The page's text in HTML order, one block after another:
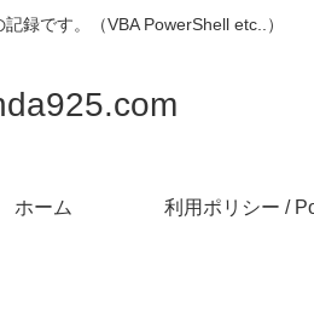
録です。（VBA PowerShell etc..）
ホーム 利用ポリシー /